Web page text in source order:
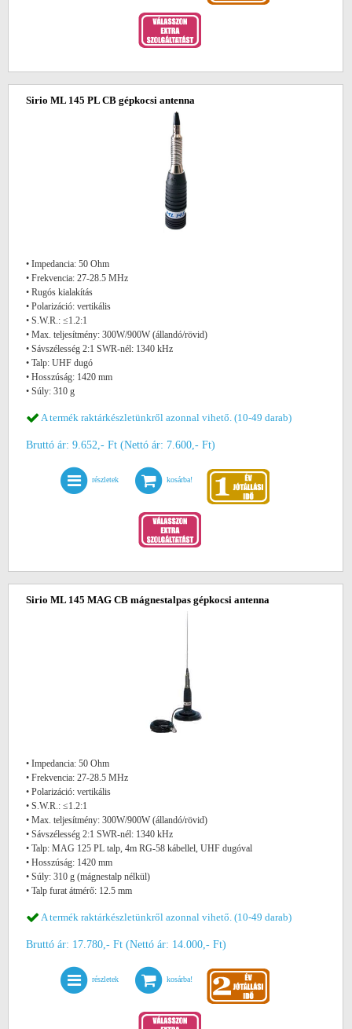
Sirio ML 145 PL CB gépkocsi antenna
• Impedancia: 50 Ohm
• Frekvencia: 27-28.5 MHz
• Rugós kialakítás
• Polarizáció: vertikális
• S.W.R.: ≤1.2:1
• Max. teljesítmény: 300W/900W (állandó/rövid)
• Sávszélesség 2:1 SWR-nél: 1340 kHz
• Talp: UHF dugó
• Hosszúság: 1420 mm
• Súly: 310 g
A termék raktárkészletünkről azonnal vihető. (10-49 darab)
Bruttó ár: 9.652,- Ft (Nettó ár: 7.600,- Ft)
részletek kosárba!
Sirio ML 145 MAG CB mágnestalpas gépkocsi antenna
• Impedancia: 50 Ohm
• Frekvencia: 27-28.5 MHz
• Polarizáció: vertikális
• S.W.R.: ≤1.2:1
• Max. teljesítmény: 300W/900W (állandó/rövid)
• Sávszélesség 2:1 SWR-nél: 1340 kHz
• Talp: MAG 125 PL talp, 4m RG-58 kábellel, UHF dugóval
• Hosszúság: 1420 mm
• Súly: 310 g (mágnestalp nélkül)
• Talp furat átmérő: 12.5 mm
A termék raktárkészletünkről azonnal vihető. (10-49 darab)
Bruttó ár: 17.780,- Ft (Nettó ár: 14.000,- Ft)
részletek kosárba!